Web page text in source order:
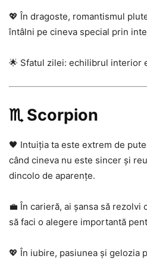
💖 În dragoste, romantismul
întâlni pe cineva special prin
🌟 Sfatul zilei: echilibrul interior
♏ Scorpion
🖤 Intuiția ta este extrem de
când cineva nu este sincer și
dincolo de aparențe.
💼 În carieră, ai șansa să rezolvi
să faci o alegere importantă
💖 În iubire, pasiunea și gelozia